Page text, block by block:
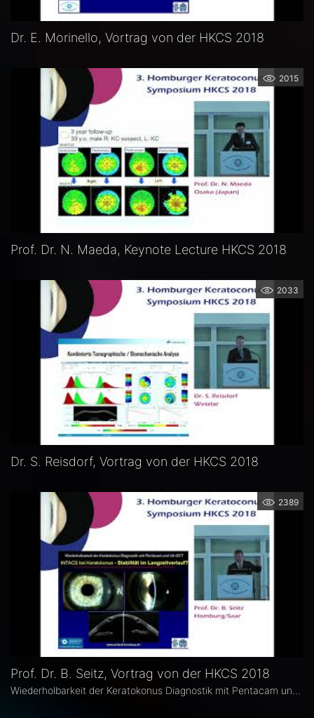
Dr. E. Morinello, Vortrag von der HKCS 2018
2015
Prof. Dr. N. Maeda, Keynote Lecture HKCS 2018
2033
Dr. S. Reisdorf, Vortrag von der HKCS 2018
2389
Prof. Dr. B. Seitz, Vortrag von der HKCS 2018